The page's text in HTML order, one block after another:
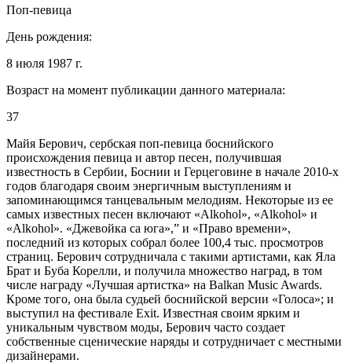
Поп-певица
День рождения:
8 июля 1987 г.
Возраст на момент публикации данного материала:
37
Майя Берович, сербская поп-певица боснийского
происхождения певица и автор песен, получившая
известность в Сербии, Боснии и Герцеговине в начале 2010-х
годов благодаря своим энергичным выступлениям и
запоминающимся танцевальным мелодиям. Некоторые из ее
самых известных песен включают «Alkohol», «Alkohol» и
«Alkohol». «Джевойка са юга»,” и «Право времени»,
последний из которых собрал более 100,4 тыс. просмотров
страниц. Берович сотрудничала с такими артистами, как Яла
Брат и Буба Корелли, и получила множество наград, в том
числе награду «Лучшая артистка» на Balkan Music Awards.
Кроме того, она была судьей боснийской версии «Голоса»; и
выступил на фестивале Exit. Известная своим ярким и
уникальным чувством моды, Берович часто создает
собственные сценические наряды и сотрудничает с местными
дизайнерами.